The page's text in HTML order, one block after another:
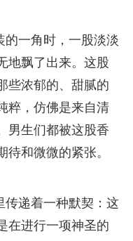
的一角时，一股淡淡
地飘了出来。这股
些浓郁的、甜腻的
粹，仿佛是来自清
男生们都被这股香
和微微的紧张。
传递着一种默契：这
在进行一项神圣的